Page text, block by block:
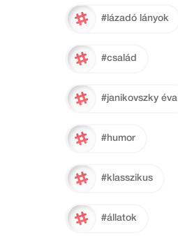
#lázadó lányok
#család
#janikovszky éva
#humor
#klasszikus
#állatok